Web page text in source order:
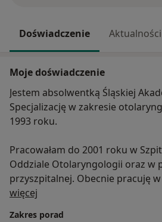
Doświadczenie Aktualności
Moje doświadczenie
Jestem absolwentką Śląskiej
Specjalizację w zakresie
1993 roku.
Pracowałam do 2001 roku w
Oddziale Otolaryngologii oraz w
przyszpitalnej. Obecnie pracuję
Opiece Specjalistycznej (m.in. w
więcej
Zakres porad